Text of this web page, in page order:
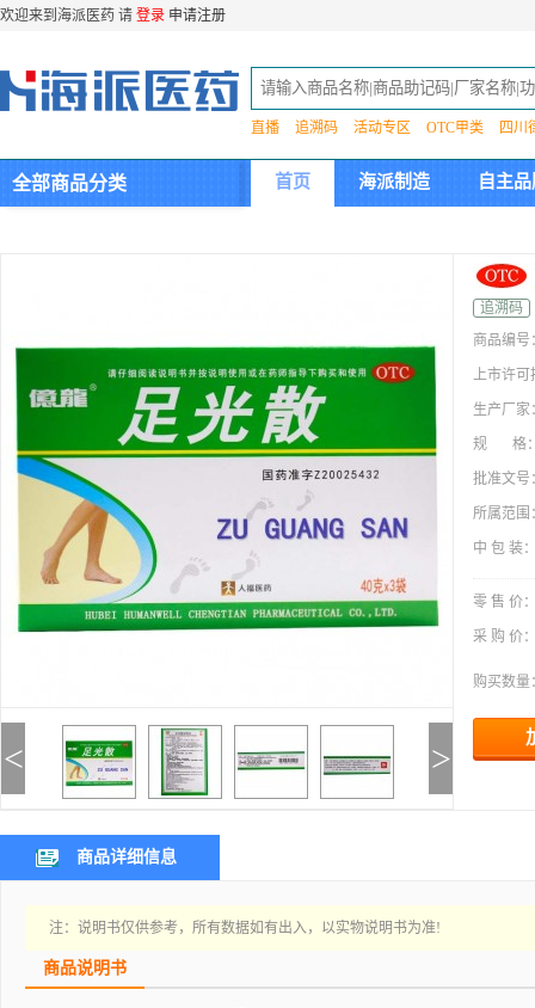
欢迎来到海派医药 请 登录 申请注册
直播 追溯码 活动专区 OTC甲类 四川
全部商品分类 首页 海派制造 自主
< >
追溯码
商品编号
上市许可
生产厂家
规 格
批准文号
所属范围
中 包 装
零 售 价
采 购 价
购买数量
商品详细信息
注：说明书仅供参考，所有数据如有出入，以实物说明书为准!
商品说明书